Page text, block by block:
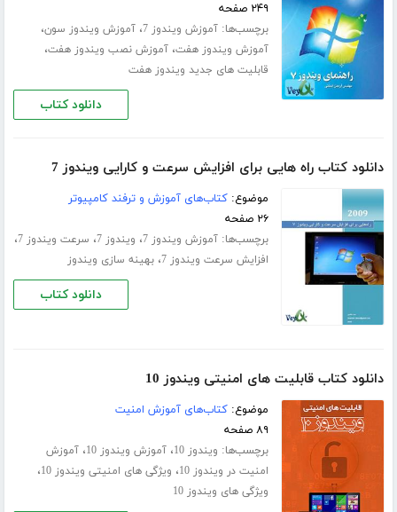
۲۴۹ صفحه
برچسب‌ها:آموزش ویندوز 7 ،آموزش ویندوز سون،
آموزش ویندوز هفت،آموزش نصب ویندوز هفت،
قابلیت های جدید ویندوز هفت
دانلود کتاب
دانلود کتاب راه هایی برای افزایش سرعت و کارایی ویندوز 7
موضوع:کتاب‌های آموزش و ترفند کامپیوتر
۲۶ صفحه
برچسب‌ها:آموزش ویندوز 7 ، ویندوز 7 ، سرعت ویندوز 7 ،
افزایش سرعت ویندوز 7 ،بهینه سازی ویندوز
دانلود کتاب
دانلود کتاب قابلیت های امنیتی ویندوز 10
موضوع:کتاب‌های آموزش امنیت
۸۹ صفحه
برچسب‌ها: ویندوز 10 ،آموزش ویندوز 10 ،آموزش
امنیت در ویندوز 10
، ویژگی های امنیتی ویندوز 10 ،
ویژگی های ویندوز 10